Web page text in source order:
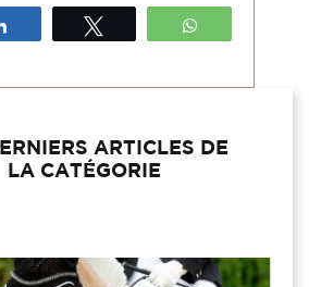
ARTICLES DE
LA CATÉGORIE